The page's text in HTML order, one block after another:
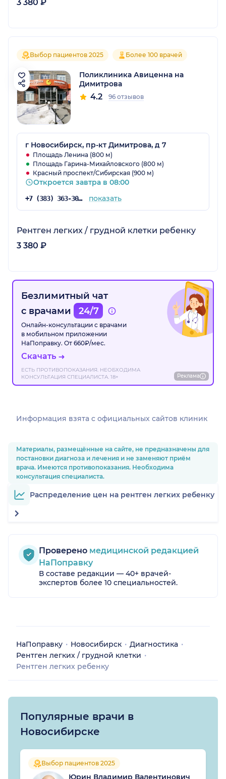
3 380 ₽
Выбор пациентов 2025 Более 100 врачей
Поликлиника Авиценна на
Димитрова
4.2 96 отзывов
г Новосибирск, пр-кт Димитрова, д 7
Площадь Ленина (800 м)
Площадь Гарина-Михайловского (800 м)
Красный проспект/Сибирская (900 м)
Откроется завтра в 08:00
+7 (383) 363-30-03 показать
Рентген легких / грудной клетки ребенку
3 380 ₽
Безлимитный чат
с врачами
24/7
Онлайн-консультации с врачами
в мобильном приложении
НаПоправку. От 660₽/мес.
Скачать
ЕСТЬ ПРОТИВОПОКАЗАНИЯ. НЕОБХОДИМА
КОНСУЛЬТАЦИЯ СПЕЦИАЛИСТА. 18+
Реклама
Информация взята c официальных сайтов клиник
Материалы, размещённые на сайте, не предназначены для
постановки диагноза и лечения и не заменяют приём
врача. Имеются противопоказания. Необходима
консультация специалиста.
Распределение цен на рентген легких ребенку
Проверено медицинской редакцией
НаПоправку
В составе редакции — 40+ врачей-
экспертов более 10 специальностей.
НаПоправку Новосибирск
Диагностика
Рентген легких / грудной клетки
Рентген легких ребенку
Популярные врачи в
Новосибирске
Выбор пациентов 2025
Юрин Владимир Валентинович